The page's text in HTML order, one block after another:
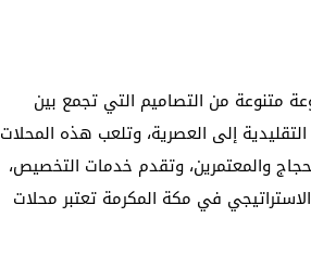
متنوعة من التصاميم التي تجمع بين
التقليدية إلى العصرية، وتلعب هذه المحلات
والمعتمرين، وتقدم خدمات التخصيص،
في مكة المكرمة تعتبر محلات